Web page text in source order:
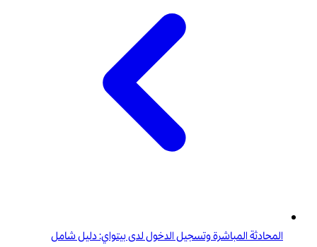
المحادثة المباشرة وتسجيل الدخول لدى بيتواي: دليل شامل